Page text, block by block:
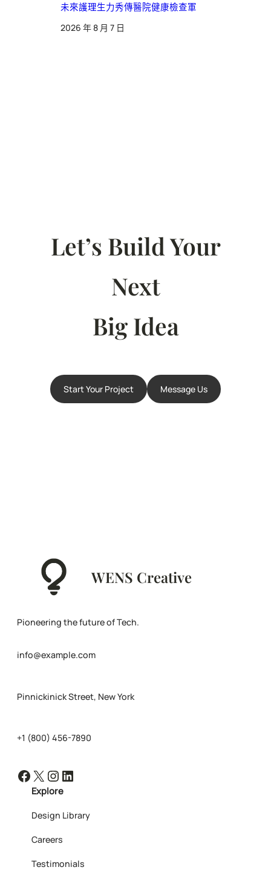
未來護理生力秀傳醫院健康檢查軍
2026 年 8 月 7 日
Let’s Build Your
Next
Big Idea
Start Your Project Message Us
WENS Creative
Pioneering the future of Tech.
info@example.com
Pinnickinick Street, New York
+1 (800) 456-7890
Facebook X Instagram LinkedIn
Explore
Design Library
Careers
Testimonials